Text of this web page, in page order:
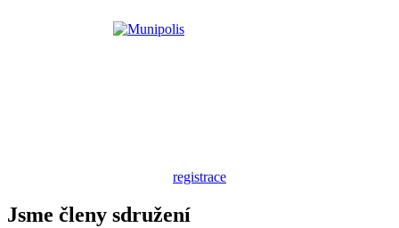
registrace
Jsme členy sdružení